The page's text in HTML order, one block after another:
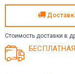
Стоимость доставки в